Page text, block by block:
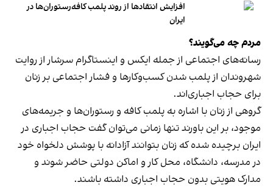
افزایش انتقادها از روند پلمب کافه‌رستوران‌ها در
ایران
مردم چه می‌گویند؟
رسانه‎‌های اجتماعی از جمله ایکس و اینستاگرام سرشار از روایت
شهروندان از پلمب شدن کسب‌وکارها و فشار اجتماعی بر زنان
برای حجاب اجباری‌اند.
گروهی از زنان با اشاره به پلمب کافه و رستوران‌ها و جریمه‌های
موجود، بر این باورند تنها زمانی می‌توان گفت حجاب اجباری در
ایران برچیده شده که زنان بتوانند آزادانه با پوشش دلخواه خود
در مدرسه، دانشگاه، محل کار و اماکن دولتی حاضر شوند و
مدارک هویتی بدون حجاب اجباری داشته باشند.